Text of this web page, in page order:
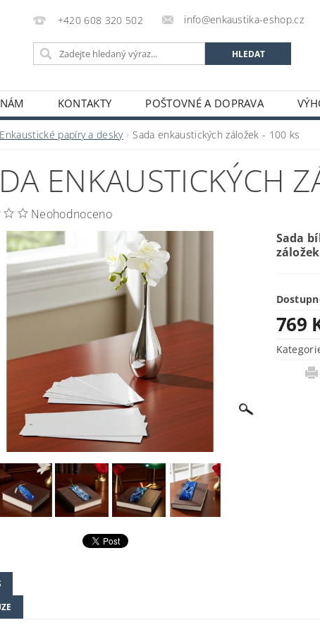
+420 608 320 502 info@enkaustika-eshop.cz
KONTAKTY POŠTOVNÉ A DOPRAVA
Enkaustické papíry a desky Sada enkaustických záložek - 100 ks
ENKAUSTICKÝCH
Neohodnoceno
Sada
769